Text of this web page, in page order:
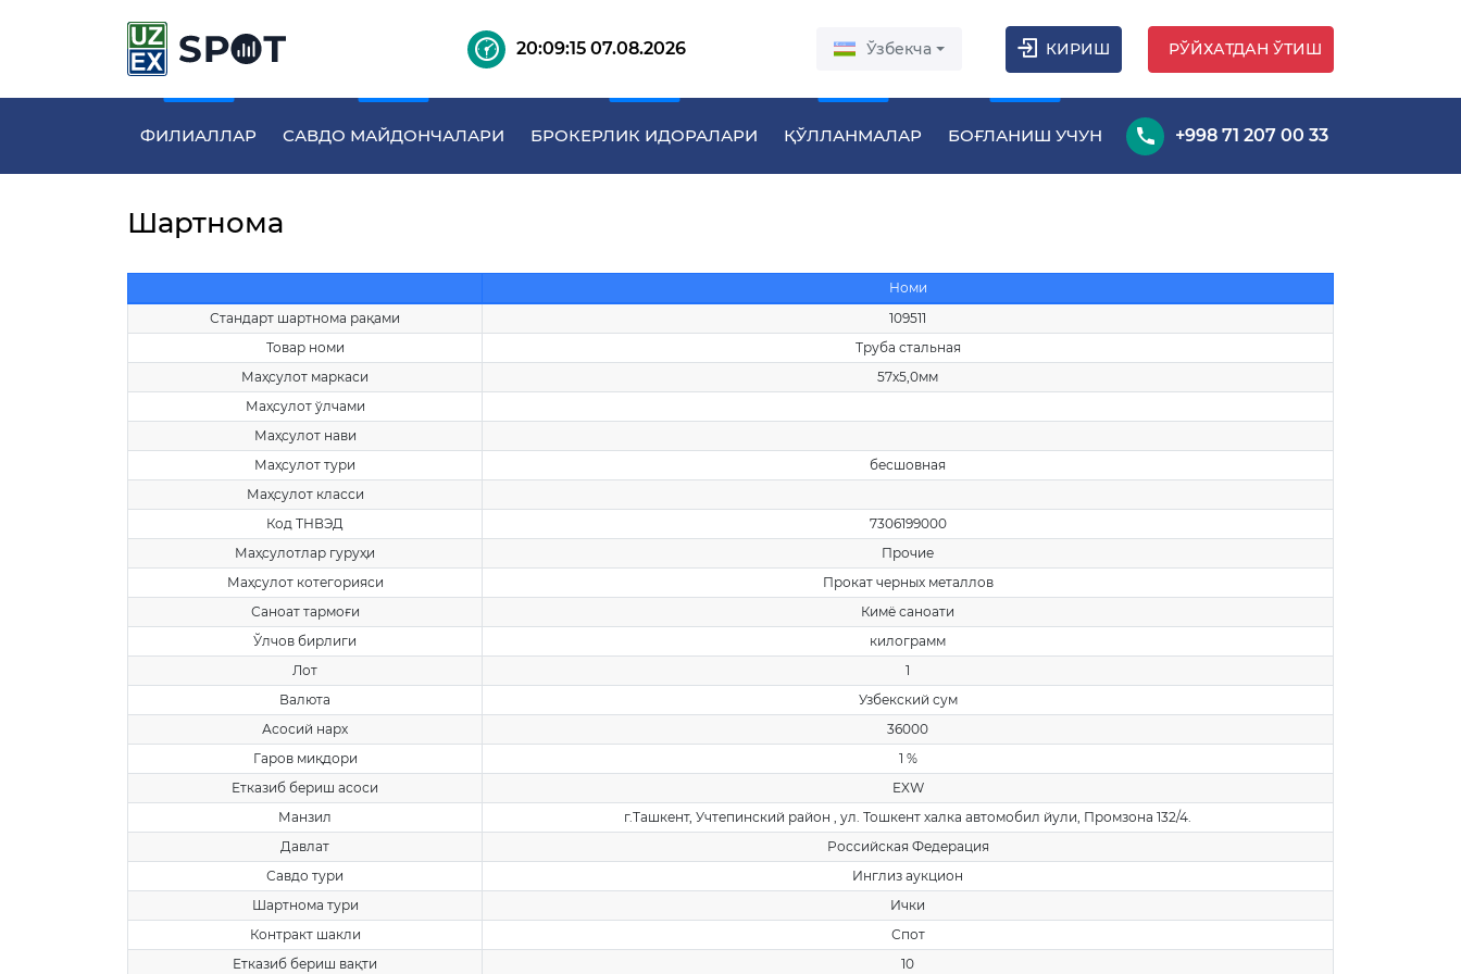
20:09:16 07.08.2026 Ўзбекча КИРИШ РЎЙХАТДАН ЎТИШ
ФИЛИАЛЛАР САВДО МАЙДОНЧАЛАРИ БРОКЕРЛИК ИДОРАЛАРИ ҚЎЛЛАНМАЛАР БОҒЛАНИШ УЧУН +998 71 207 00 33
Шартнома
Номи
Стандарт шартнома рақами
109511
Товар номи
Труба стальная
Маҳсулот маркаси
57х5,0мм
Маҳсулот ўлчами
Маҳсулот нави
Маҳсулот тури
бесшовная
Маҳсулот класси
Код ТНВЭД
7306199000
Маҳсулотлар гуруҳи
Прочие
Маҳсулот котегорияси
Прокат черных металлов
Саноат тармоғи
Кимё саноати
Ўлчов бирлиги
килограмм
Лот
1
Валюта
Узбекский сум
Асосий нарх
36000
Гаров миқдори
1 %
Етказиб бериш асоси
EXW
Манзил
г.Ташкент, Учтепинский район , ул. Тошкент халка автомобил йули, Промзона 132/4.
Давлат
Российская Федерация
Савдо тури
Инглиз аукцион
Шартнома тури
Ички
Контракт шакли
Спот
Етказиб бериш вақти
10